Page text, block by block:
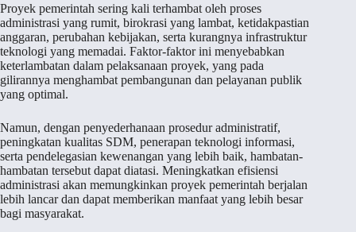
Proyek pemerintah sering kali terhambat oleh proses
administrasi yang rumit, birokrasi yang lambat, ketidakpastian
anggaran, perubahan kebijakan, serta kurangnya infrastruktur
teknologi yang memadai. Faktor-faktor ini menyebabkan
keterlambatan dalam pelaksanaan proyek, yang pada
gilirannya menghambat pembangunan dan pelayanan publik
yang optimal.
Namun, dengan penyederhanaan prosedur administratif,
peningkatan kualitas SDM, penerapan teknologi informasi,
serta pendelegasian kewenangan yang lebih baik, hambatan-
hambatan tersebut dapat diatasi. Meningkatkan efisiensi
administrasi akan memungkinkan proyek pemerintah berjalan
lebih lancar dan dapat memberikan manfaat yang lebih besar
bagi masyarakat.